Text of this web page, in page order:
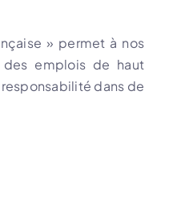
» permet à nos
emplois de haut
dans de